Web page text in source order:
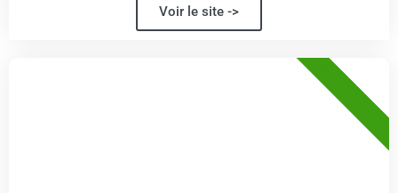
Voir le site ->
43 - HAUTE-LOIRE